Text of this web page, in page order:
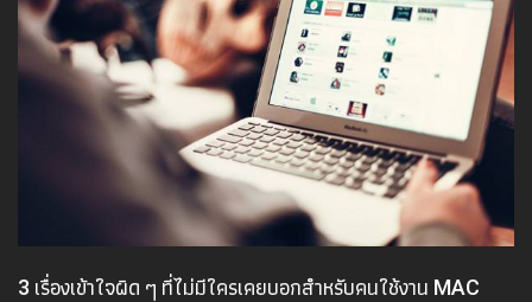
3 เรื่องเข้าใจผิด ๆ ที่ไม่มีใครเคยบอกสำหรับคนใช้งาน MAC